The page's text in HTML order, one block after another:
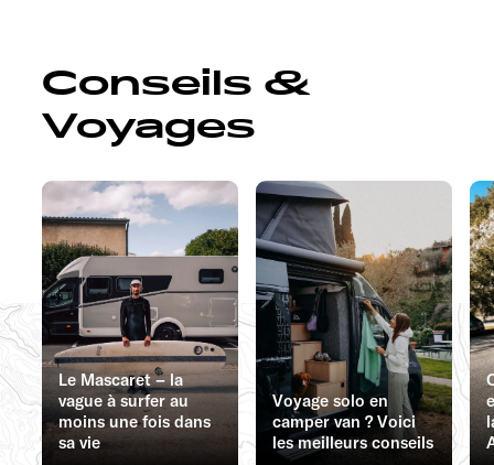
Conseils &
Voyages
Le Mascaret – la
vague à surfer au
moins une fois dans
sa vie
Voyage solo en
camper van ? Voici
les meilleurs conseils